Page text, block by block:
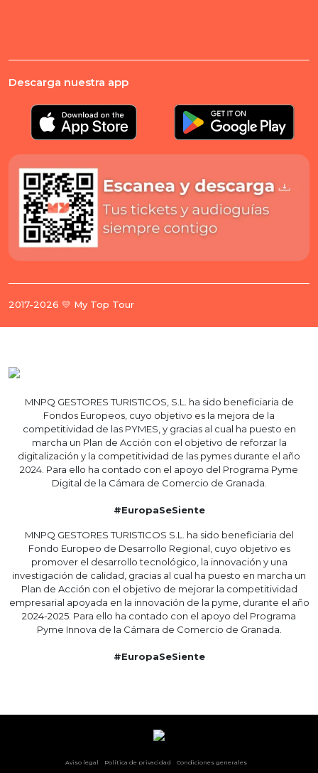
Descarga nuestra app
2017-2026 💛 My Top Tour
MNPQ GESTORES TURISTICOS, S.L. ha sido beneficiaria de
Fondos Europeos, cuyo objetivo es la mejora de la
competitividad de las PYMES, y gracias al cual ha puesto en
marcha un Plan de Acción con el objetivo de reforzar la
digitalización y la competitividad de las pymes durante el año
2024. Para ello ha contado con el apoyo del Programa Pyme
Digital de la Cámara de Comercio de Granada.
#EuropaSeSiente
MNPQ GESTORES TURISTICOS S.L. ha sido beneficiaria del
Fondo Europeo de Desarrollo Regional, cuyo objetivo es
promover el desarrollo tecnológico, la innovación y una
investigación de calidad, gracias al cual ha puesto en marcha un
Plan de Acción con el objetivo de mejorar la competitividad
empresarial apoyada en la innovación de la pyme, durante el año
2024-2025. Para ello ha contado con el apoyo del Programa
Pyme Innova de la Cámara de Comercio de Granada.
#EuropaSeSiente
Aviso legal Política de privacidad Condiciones generales